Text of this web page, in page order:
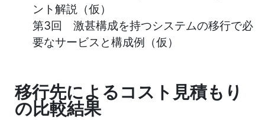
ント解説（仮）
第3回 激甚構成を持つシステムの移行で必
要なサービスと構成例（仮）
移行先によるコスト見積もり
の比較結果